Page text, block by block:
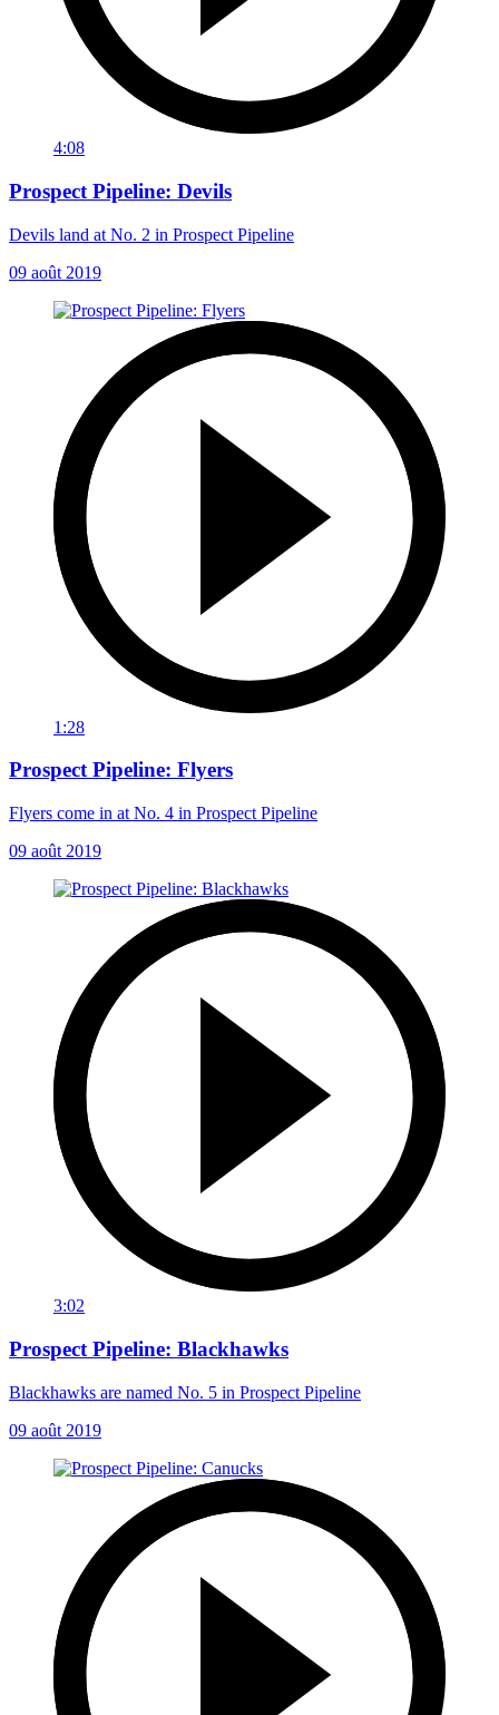
4:08
Prospect Pipeline: Devils
Devils land at No. 2 in Prospect Pipeline
09 août 2019
1:28
Prospect Pipeline: Flyers
Flyers come in at No. 4 in Prospect Pipeline
09 août 2019
3:02
Prospect Pipeline: Blackhawks
Blackhawks are named No. 5 in Prospect Pipeline
09 août 2019